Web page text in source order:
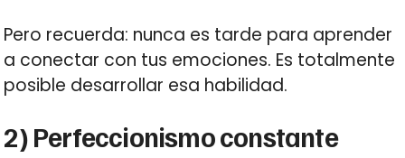
Pero recuerda: nunca es tarde para aprender
a conectar con tus emociones. Es totalmente
posible desarrollar esa habilidad.
2) Perfeccionismo constante